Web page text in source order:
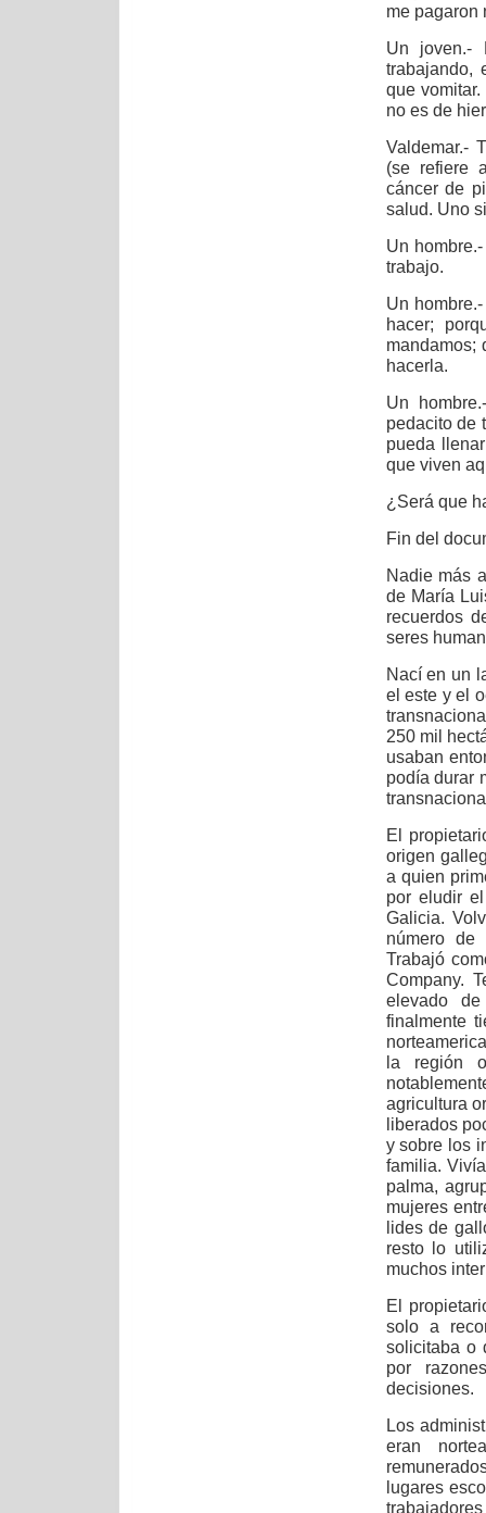
me pagaron
Un joven.-
trabajando,
que
no es de
Valdemar.-
(se refiere
cáncer de
salud. Uno
Un
trabajo.
Un
hacer;
mandamos;
hacerla.
Un
pedacito de
pueda
que viven
¿Será que
Fin del
Nadie más
de María
recuerdos
seres
Nací en un
el este y el
250 mil
usaban
podía durar
El
origen
a quien
por eludir
Galicia.
número de
Trabajó
Company.
elevado
finalmente
la región
agricultura
liberados
y sobre los
familia.
palma,
mujeres
lides de
resto lo
muchos
El
solo a
solicitaba o
por
decisiones.
Los
eran
lugares